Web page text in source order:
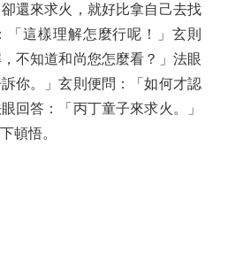
還來求火，就好比拿自己去找
「這樣理解怎麼行呢！」玄則
不知道和尚您怎麼看？」法眼
你。」玄則便問：「如何才認
回答：「丙丁童子來求火。」
頓悟。